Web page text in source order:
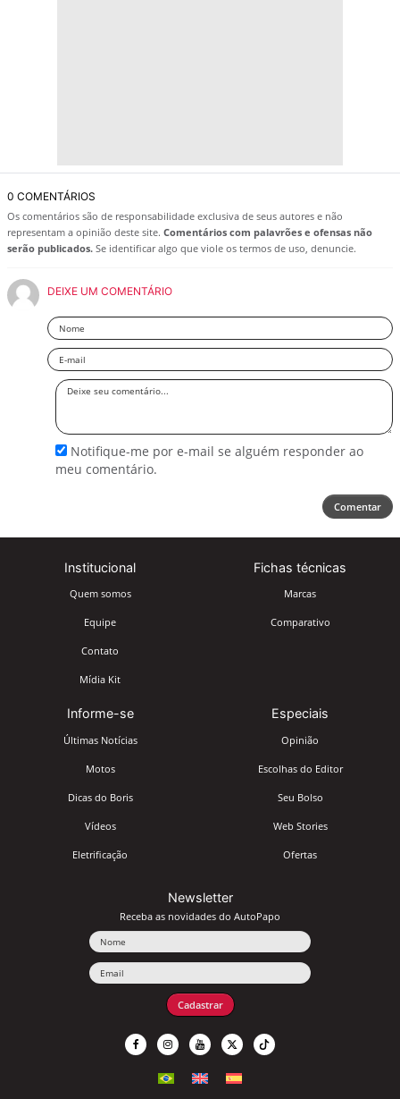
0 COMENTÁRIOS
Os comentários são de responsabilidade exclusiva de seus autores e não
representam a opinião deste site. Comentários com palavrões e ofensas não
serão publicados. Se identificar algo que viole os termos de uso, denuncie.
DEIXE UM COMENTÁRIO
Nome
Email
Deixe
Notifique-me por e-mail se alguém responder ao
meu comentário.
Comentar
Institucional
Quem somos
Equipe
Contato
Mídia Kit
Fichas técnicas
Marcas
Comparativo
Informe-se
Últimas Notícias
Motos
Dicas do Boris
Vídeos
Eletrificação
Especiais
Opinião
Escolhas do Editor
Seu Bolso
Web Stories
Ofertas
Newsletter
Receba as novidades do AutoPapo
Cadastrar